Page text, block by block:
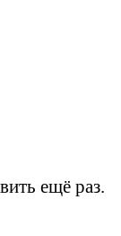
ещё раз.